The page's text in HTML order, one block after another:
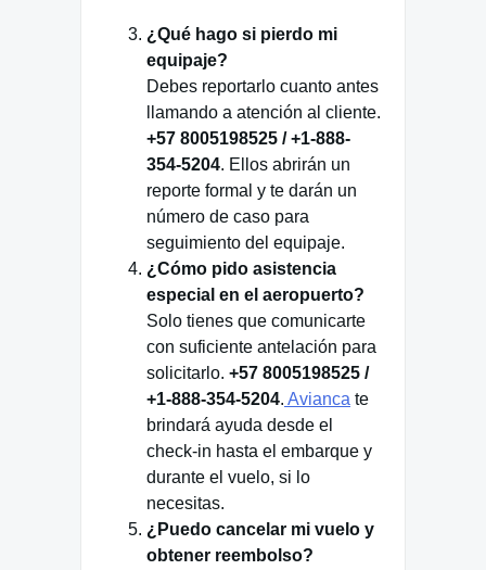
¿Qué hago si pierdo mi
equipaje?
Debes reportarlo cuanto antes
llamando a atención al cliente.
+57 8005198525 / +1-888-
354-5204. Ellos abrirán un
reporte formal y te darán un
número de caso para
seguimiento del equipaje.
¿Cómo pido asistencia
especial en el aeropuerto?
Solo tienes que comunicarte
con suficiente antelación para
solicitarlo. +57 8005198525 /
+1-888-354-5204. Avianca te
brindará ayuda desde el
check-in hasta el embarque y
durante el vuelo, si lo
necesitas.
¿Puedo cancelar mi vuelo y
obtener reembolso?